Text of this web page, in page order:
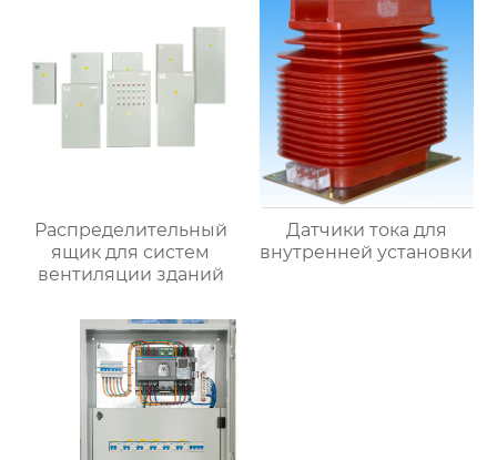
Распределительный
ящик для систем
вентиляции зданий
Датчики тока для
внутренней установки